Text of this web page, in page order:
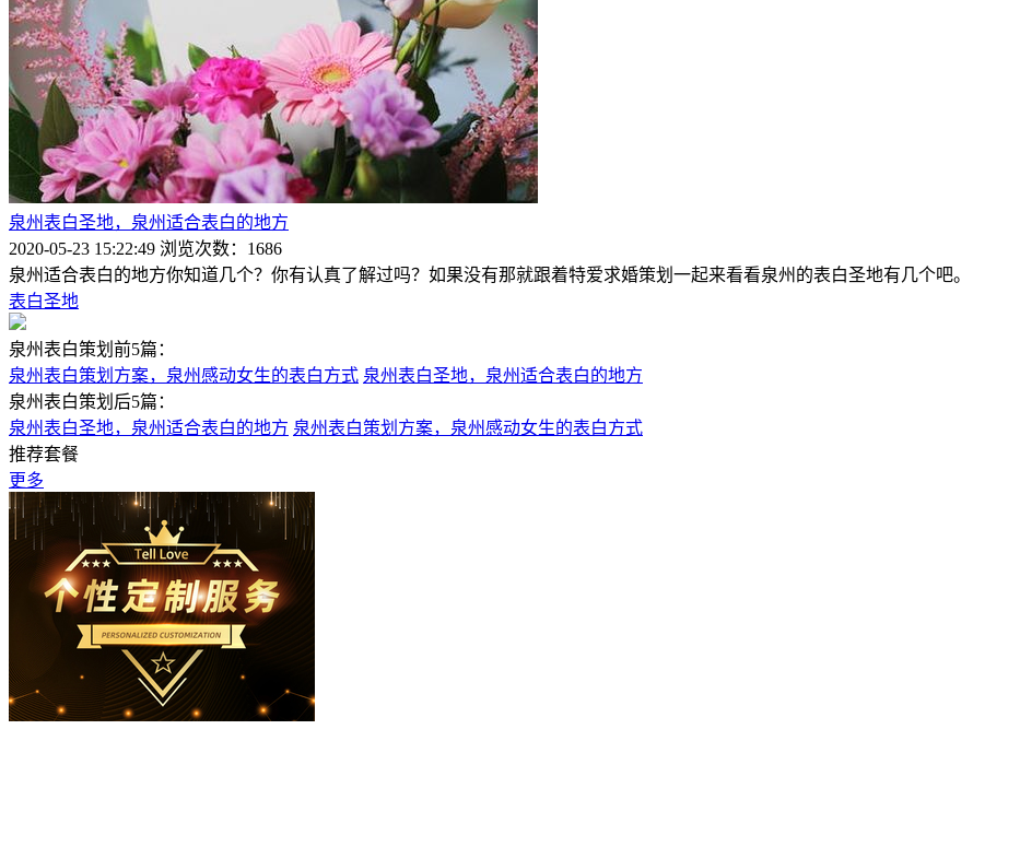
泉州表白圣地，泉州适合表白的地方
2020-05-23 15:22:49 浏览次数：1686
泉州适合表白的地方你知道几个？你有认真了解过吗？如果没有那就跟着特爱求婚策划一起来看看泉州的表白圣地有几个吧。
表白圣地
泉州表白策划前5篇：
泉州表白策划方案，泉州感动女生的表白方式 泉州表白圣地，泉州适合表白的地方
泉州表白策划后5篇：
泉州表白圣地，泉州适合表白的地方 泉州表白策划方案，泉州感动女生的表白方式
推荐套餐
更多